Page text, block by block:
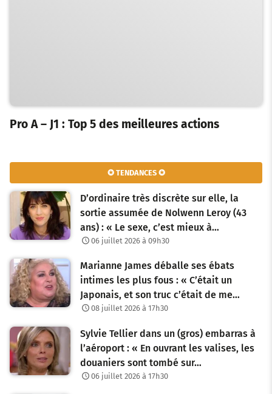
Pro A – J1 : Top 5 des meilleures actions
✪ TENDANCES ✪
D’ordinaire très discrète sur elle, la
sortie assumée de Nolwenn Leroy (43
ans) : « Le sexe, c’est mieux à…
06 juillet 2026 à 09h30
Marianne James déballe ses ébats
intimes les plus fous : « C’était un
Japonais, et son truc c’était de me…
08 juillet 2026 à 17h30
Sylvie Tellier dans un (gros) embarras à
l’aéroport : « En ouvrant les valises, les
douaniers sont tombé sur…
06 juillet 2026 à 17h30